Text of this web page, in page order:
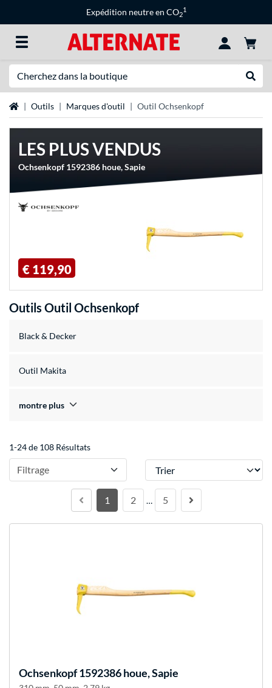
Expédition neutre en CO2
1
Page d'accueil
Outils Marques d'outil Outil Ochsenkopf
LES PLUS VENDUS
Ochsenkopf 1592386 houe, Sapie
€ 119,90
Outils Outil Ochsenkopf
Black & Decker
Outil Makita
montre plus
1-24 de 108 Résultats
Filtrage Trier
1 2 … 5
Ochsenkopf1592386 houe, Sapie